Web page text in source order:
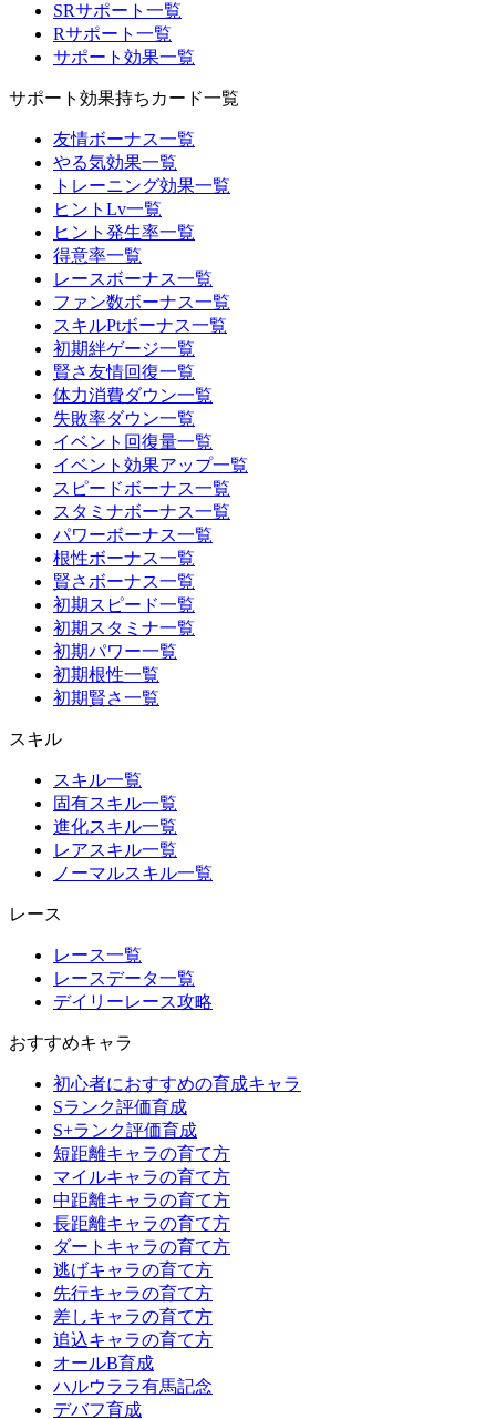
SRサポート一覧
Rサポート一覧
サポート効果一覧
サポート効果持ちカード一覧
友情ボーナス一覧
やる気効果一覧
トレーニング効果一覧
ヒントLv一覧
ヒント発生率一覧
得意率一覧
レースボーナス一覧
ファン数ボーナス一覧
スキルPtボーナス一覧
初期絆ゲージ一覧
賢さ友情回復一覧
体力消費ダウン一覧
失敗率ダウン一覧
イベント回復量一覧
イベント効果アップ一覧
スピードボーナス一覧
スタミナボーナス一覧
パワーボーナス一覧
根性ボーナス一覧
賢さボーナス一覧
初期スピード一覧
初期スタミナ一覧
初期パワー一覧
初期根性一覧
初期賢さ一覧
スキル
スキル一覧
固有スキル一覧
進化スキル一覧
レアスキル一覧
ノーマルスキル一覧
レース
レース一覧
レースデータ一覧
デイリーレース攻略
おすすめキャラ
初心者におすすめの育成キャラ
Sランク評価育成
S+ランク評価育成
短距離キャラの育て方
マイルキャラの育て方
中距離キャラの育て方
長距離キャラの育て方
ダートキャラの育て方
逃げキャラの育て方
先行キャラの育て方
差しキャラの育て方
追込キャラの育て方
オールB育成
ハルウララ有馬記念
デバフ育成